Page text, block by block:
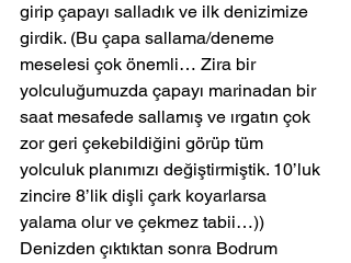
girip çapayı salladık ve ilk denizimize
girdik. (Bu çapa sallama/deneme
meselesi çok önemli… Zira bir
yolculuğumuzda çapayı marinadan bir
saat mesafede sallamış ve ırgatın çok
zor geri çekebildiğini görüp tüm
yolculuk planımızı değiştirmiştik. 10’luk
zincire 8’lik dişli çark koyarlarsa
yalama olur ve çekmez tabii…))
Denizden çıktıktan sonra Bodrum